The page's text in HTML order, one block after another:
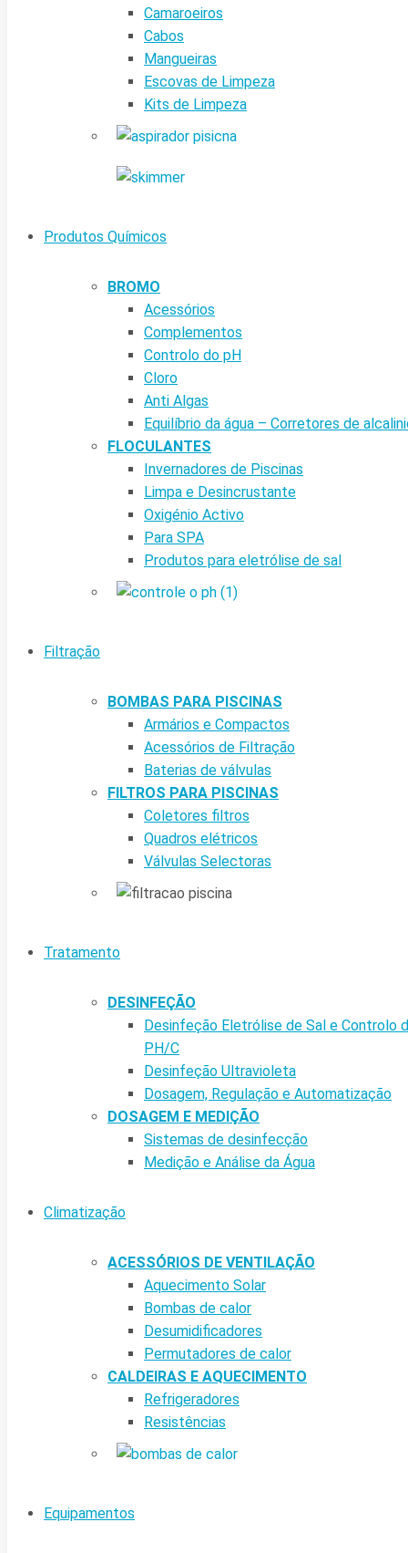
Camaroeiros
Cabos
Mangueiras
Escovas de Limpeza
Kits de Limpeza
Produtos Químicos
BROMO
Acessórios
Complementos
Controlo do pH
Cloro
Anti Algas
Equilíbrio da água – Corretores de
FLOCULANTES
Invernadores de Piscinas
Limpa e Desincrustante
Oxigénio Activo
Para SPA
Produtos para eletrólise de sal
Filtração
BOMBAS PARA PISCINAS
Armários e Compactos
Acessórios de Filtração
Baterias de válvulas
FILTROS PARA PISCINAS
Coletores filtros
Quadros elétricos
Válvulas Selectoras
Tratamento
DESINFEÇÃO
Desinfeção Eletrólise de Sal e Controlo
PH/C
Desinfeção Ultravioleta
Dosagem, Regulação e Automatização
DOSAGEM E MEDIÇÃO
Sistemas de desinfecção
Medição e Análise da Água
Climatização
ACESSÓRIOS DE VENTILAÇÃO
Aquecimento Solar
Bombas de calor
Desumidificadores
Permutadores de calor
CALDEIRAS E AQUECIMENTO
Refrigeradores
Resistências
Equipamentos